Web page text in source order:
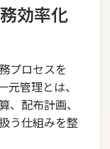
効率化
プロセスを
元管理とは、
、配布計画、
う仕組みを整